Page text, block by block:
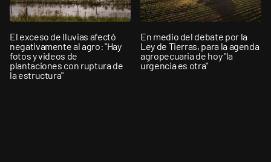
El exceso de lluvias afectó
negativamente al agro: "Hay
fotos y videos de
plantaciones con ruptura de
la estructura"
En medio del debate por la
Ley de Tierras, para la agenda
agropecuaria de hoy "la
urgencia es otra"